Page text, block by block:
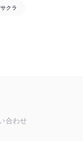
クラ
合わせ